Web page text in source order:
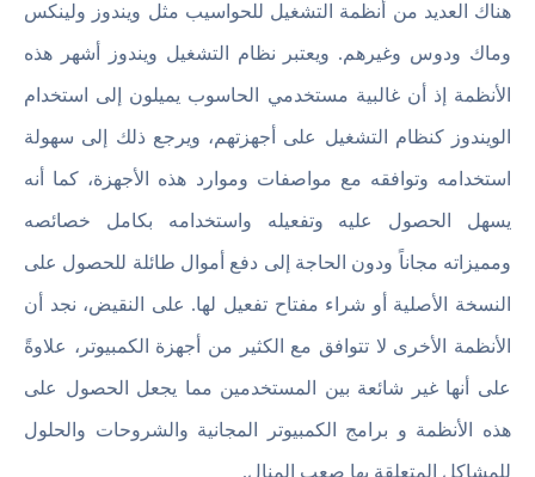
هناك العديد من أنظمة التشغيل للحواسيب مثل ويندوز ولينكس
وماك ودوس وغيرهم. ويعتبر نظام التشغيل ويندوز أشهر هذه
الأنظمة إذ أن غالبية مستخدمي الحاسوب يميلون إلى استخدام
الويندوز كنظام التشغيل على أجهزتهم، ويرجع ذلك إلى سهولة
استخدامه وتوافقه مع مواصفات وموارد هذه الأجهزة، كما أنه
يسهل الحصول عليه وتفعيله واستخدامه بكامل خصائصه
ومميزاته مجاناً ودون الحاجة إلى دفع أموال طائلة للحصول على
النسخة الأصلية أو شراء مفتاح تفعيل لها. على النقيض، نجد أن
الأنظمة الأخرى لا تتوافق مع الكثير من أجهزة الكمبيوتر، علاوةً
على أنها غير شائعة بين المستخدمين مما يجعل الحصول على
هذه الأنظمة و برامج الكمبيوتر المجانية والشروحات والحلول
للمشاكل المتعلقة بها صعب المنال.